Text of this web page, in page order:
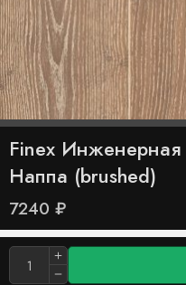
Finex
Наппа (brushed)
7240 ₽